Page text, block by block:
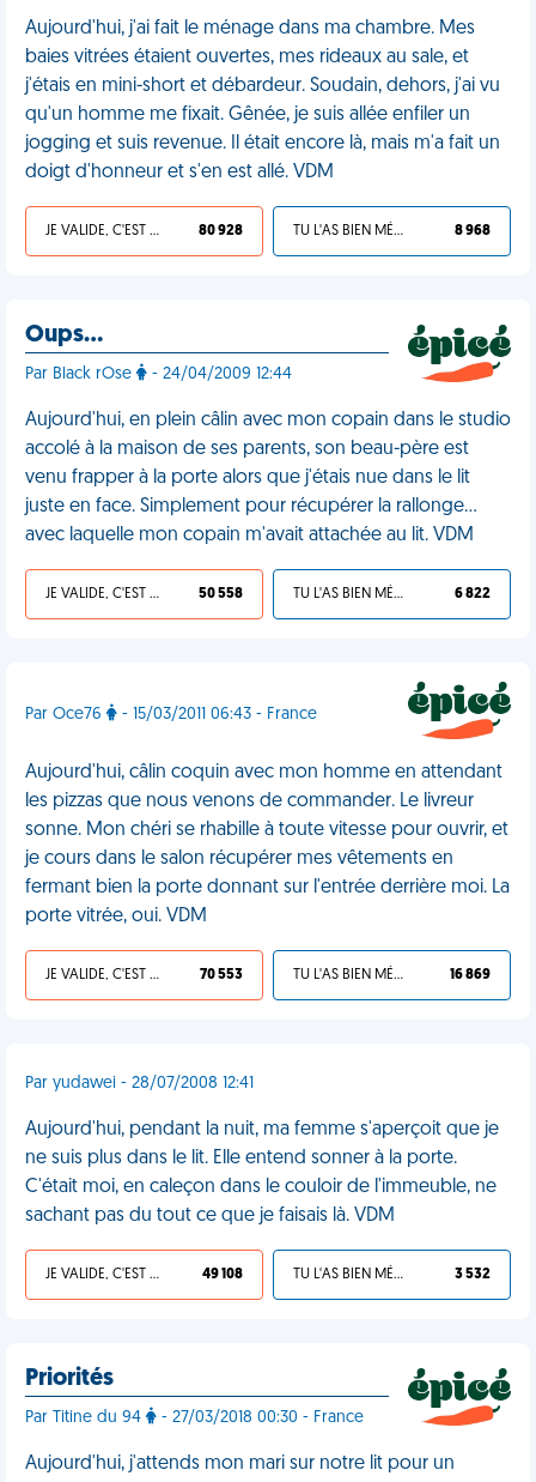
Aujourd'hui, j'ai fait le ménage dans ma chambre. Mes
baies vitrées étaient ouvertes, mes rideaux au sale, et
j'étais en mini-short et débardeur. Soudain, dehors, j'ai vu
qu'un homme me fixait. Gênée, je suis allée enfiler un
jogging et suis revenue. Il était encore là, mais m'a fait un
doigt d'honneur et s'en est allé. VDM
JE VALIDE, C'EST UNE VDM 80 928 TU L'AS BIEN MÉRITÉ 8 968
Oups…
Par Black rOse - 24/04/2009 12:44
Aujourd'hui, en plein câlin avec mon copain dans le studio
accolé à la maison de ses parents, son beau-père est
venu frapper à la porte alors que j'étais nue dans le lit
juste en face. Simplement pour récupérer la rallonge...
avec laquelle mon copain m'avait attachée au lit. VDM
JE VALIDE, C'EST UNE VDM 50 558 TU L'AS BIEN MÉRITÉ 6 822
Par Oce76 - 15/03/2011 06:43 - France
Aujourd'hui, câlin coquin avec mon homme en attendant
les pizzas que nous venons de commander. Le livreur
sonne. Mon chéri se rhabille à toute vitesse pour ouvrir, et
je cours dans le salon récupérer mes vêtements en
fermant bien la porte donnant sur l'entrée derrière moi. La
porte vitrée, oui. VDM
JE VALIDE, C'EST UNE VDM 70 553 TU L'AS BIEN MÉRITÉ 16 869
Par yudawei - 28/07/2008 12:41
Aujourd'hui, pendant la nuit, ma femme s'aperçoit que je
ne suis plus dans le lit. Elle entend sonner à la porte.
C'était moi, en caleçon dans le couloir de l'immeuble, ne
sachant pas du tout ce que je faisais là. VDM
JE VALIDE, C'EST UNE VDM 49 108 TU L'AS BIEN MÉRITÉ 3 532
Priorités
Par Titine du 94 - 27/03/2018 00:30 - France
Aujourd'hui, j'attends mon mari sur notre lit pour un